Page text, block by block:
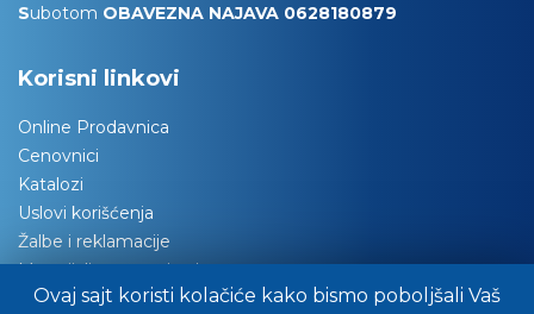
Ovaj sajt koristi kolačiće kako bismo poboljšali Vaš
Subotom OBAVEZNA NAJAVA 0628180879
Korisni linkovi
Online Prodavnica
Cenovnici
Katalozi
Uslovi korišćenja
Žalbe i reklamacije
Materijali za tapaciranje
Održavanje nameštaja